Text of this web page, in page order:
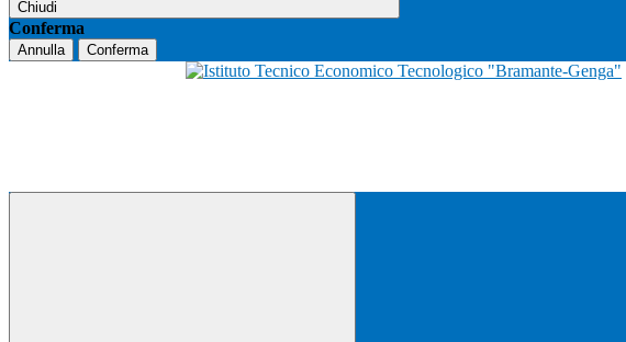
Chiudi
Conferma
Annulla Conferma